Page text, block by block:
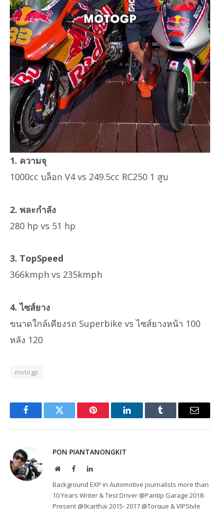
1. ความจุ
1000cc บล็อก V4 vs 249.5cc RC250 1 สูบ
2. พละกำลัง
280 hp vs 51 hp
3. TopSpeed
366kmph vs 235kmph
4. ไซส์ยาง
ขนาดใกล้เคียงรถ Superbike vs ไซส์ยางหน้า 100
หลัง 120
motogp
FacebookTwitter Pinterest LinkedInTumblr Email
PON PIANTANONGKIT
WebsiteFacebookLinkedIn
Background EXP in Automotive journalists more than
10 Years Writer & Test Driver @Pantip Garage 2018-
Present @9carthai 2015- 2017 @Torque & VIPStyle